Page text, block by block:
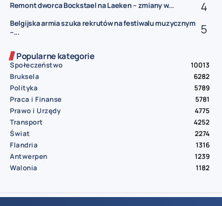
Remont dworca Bockstael na Laeken – zmiany w...
Belgijska armia szuka rekrutów na festiwalu muzycznym
–...
Popularne kategorie
Społeczeństwo
10013
Bruksela
6282
Polityka
5789
Praca i Finanse
5781
Prawo i Urzędy
4775
Transport
4252
Świat
2274
Flandria
1316
Antwerpen
1239
Walonia
1182